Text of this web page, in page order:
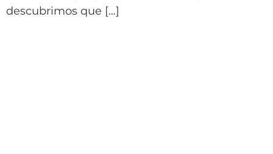
descubrimos que […]